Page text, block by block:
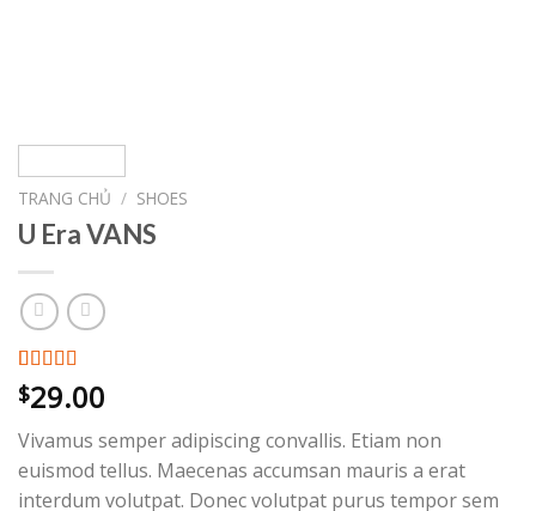
TRANG CHỦ / SHOES
U Era VANS
3.50trên
5 dựa
2
giá
$29.00
Vivamus semper adipiscing convallis. Etiam non
euismod tellus. Maecenas accumsan mauris a erat
interdum volutpat. Donec volutpat purus tempor sem